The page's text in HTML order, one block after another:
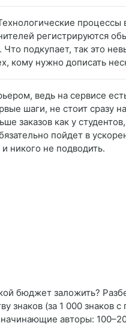
процессы
регистрируются
подкупает, так это
кому нужно дописать
ведь на сервисе
шаги, не стоит сразу
заказов как у
пойдет в
никого не подводить.
бюджет заложить?
(за 1 000 знаков
авторы: